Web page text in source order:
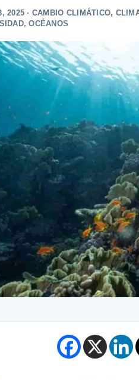
2025 · CAMBIO CLIMÁTICO,
,OCÉANOS